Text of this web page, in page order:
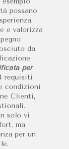
possano
e valorizza
da
per
requisiti
condizioni
Clienti,
solo vi
ma
per un